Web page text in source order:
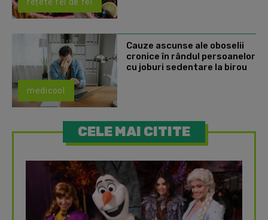
medicool
Cauze ascunse ale oboselii
cronice în rândul persoanelor
cu joburi sedentare la birou
CELE MAI CITITE